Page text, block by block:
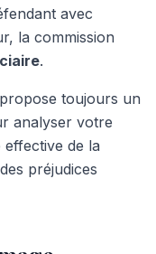
avec
la commission
.
toujours un
analyser votre
de la
préjudices